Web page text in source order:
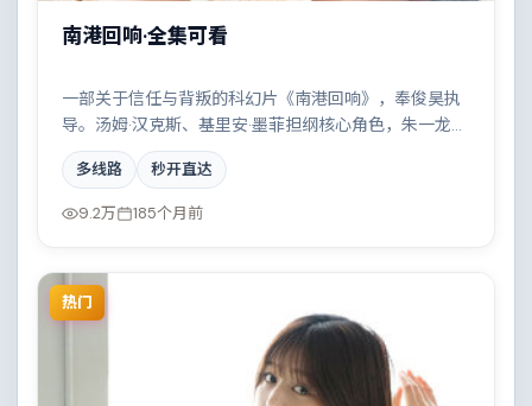
南港回响·全集可看
一部关于信任与背叛的科幻片《南港回响》，奉俊昊执
导。汤姆·汉克斯、基里安·墨菲担纲核心角色，朱一龙、
孙艺珍等实力加盟，取景与班底多来自英国。一场看似
偶然的事故牵出陈年秘辛。结尾留白耐人寻味。
多线路 秒开直达
9.2万 185个月前
热门